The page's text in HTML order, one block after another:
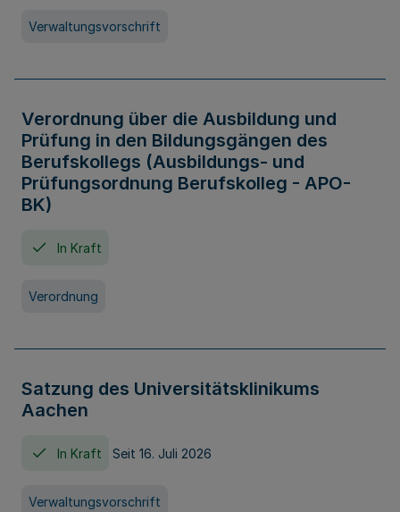
Verwaltungsvorschrift
Verordnung über die Ausbildung und
Prüfung in den Bildungsgängen des
Berufskollegs (Ausbildungs- und
Prüfungsordnung Berufskolleg - APO-
BK)
In Kraft
Verordnung
Satzung des Universitätsklinikums
Aachen
In Kraft Seit 16. Juli 2026
Verwaltungsvorschrift